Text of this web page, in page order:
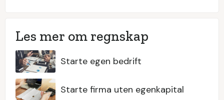
Les mer om regnskap
Starte egen bedrift
Starte firma uten egenkapital